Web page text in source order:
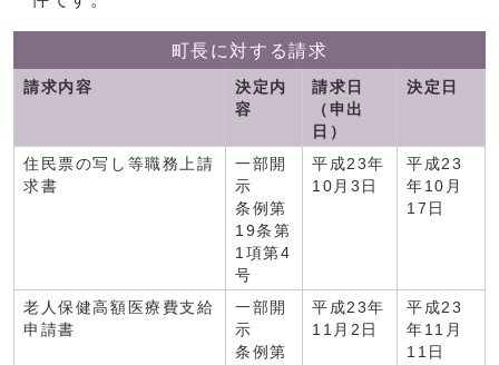
町長に対する請求
請求内容
決定内
容
請求日
（申出
日）
決定日
住民票の写し等職務上請
求書
一部開
示
条例第
19条第
1項第4
号
平成23年
10月3日
平成23
年10月
17日
老人保健高額医療費支給
申請書
一部開
示
条例第
平成23年
11月2日
平成23
年11月
11日